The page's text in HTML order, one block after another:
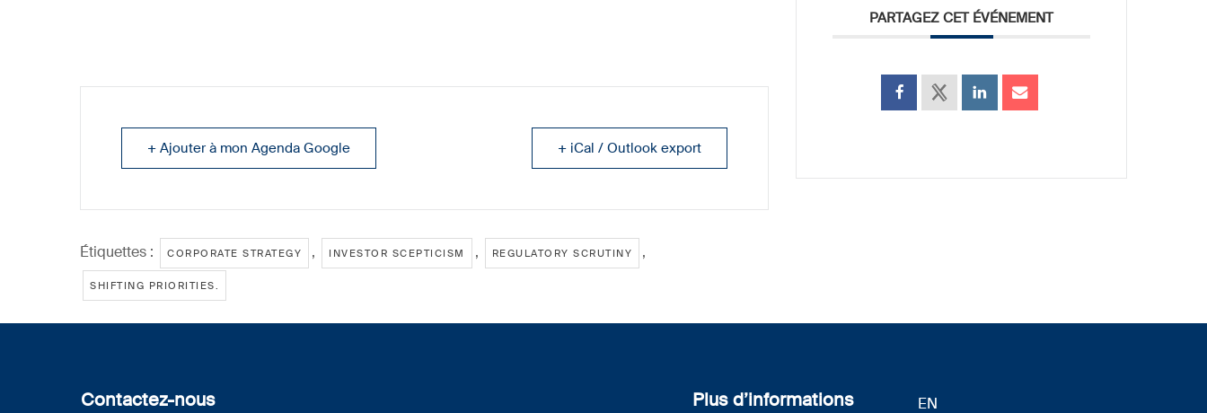
+ Ajouter à mon Agenda Google + iCal / Outlook export
Étiquettes : CORPORATE STRATEGY , INVESTOR SCEPTICISM , REGULATORY SCRUTINY ,
SHIFTING PRIORITIES.
PARTAGEZ CET ÉVÉNEMENT
Contactez-nous Plus d’informations EN